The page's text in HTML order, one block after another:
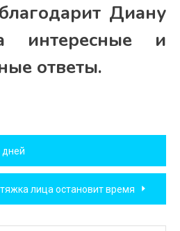
Диану
интересные и
ответы.
дней
лица остановит время